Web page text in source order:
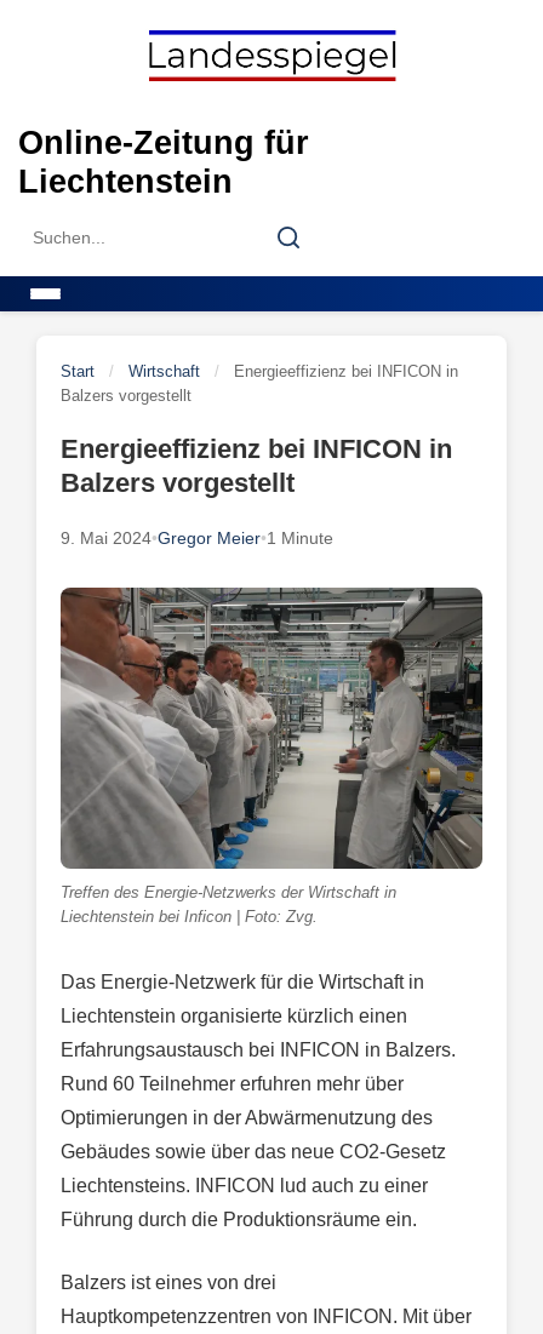
Online-Zeitung für
Liechtenstein
Search
Search
Start / Wirtschaft /
Energieeffizienz bei INFICON in
Balzers vorgestellt
Energieeffizienz bei INFICON in
Balzers vorgestellt
9. Mai 2024•Gregor Meier•1 Minute
Treffen des Energie-Netzwerks der Wirtschaft in
Liechtenstein bei Inficon | Foto: Zvg.
Das Energie-Netzwerk für die Wirtschaft in
Liechtenstein organisierte kürzlich einen
Erfahrungsaustausch bei INFICON in Balzers.
Rund 60 Teilnehmer erfuhren mehr über
Optimierungen in der Abwärmenutzung des
Gebäudes sowie über das neue CO2-Gesetz
Liechtensteins. INFICON lud auch zu einer
Führung durch die Produktionsräume ein.
Balzers ist eines von drei
Hauptkompetenzzentren von INFICON. Mit über